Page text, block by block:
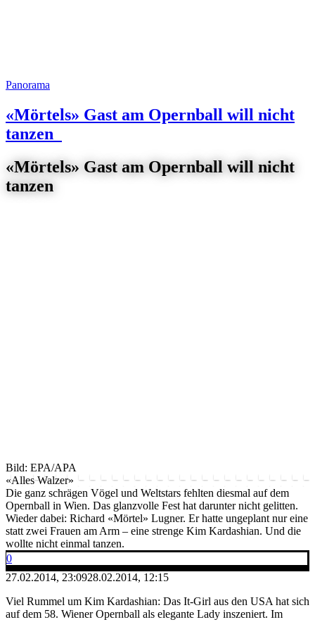
Panorama
«Mörtels» Gast am Opernball will nicht
tanzen
«Mörtels» Gast am Opernball will nicht
tanzen
Bild: EPA/APA
«Alles Walzer»
Die ganz schrägen Vögel und Weltstars fehlten diesmal auf dem
Opernball in Wien. Das glanzvolle Fest hat darunter nicht gelitten.
Wieder dabei: Richard «Mörtel» Lugner. Er hatte ungeplant nur eine
statt zwei Frauen am Arm – eine strenge Kim Kardashian. Und die
wollte nicht einmal tanzen.
0
27.02.2014, 23:0928.02.2014, 12:15
Viel Rummel um Kim Kardashian: Das It-Girl aus den USA hat sich
auf dem 58. Wiener Opernball als elegante Lady inszeniert. Im